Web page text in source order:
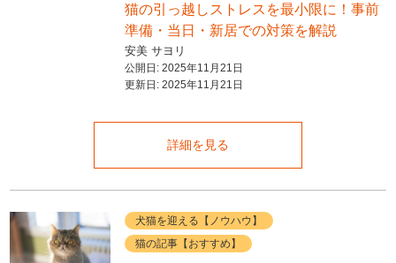
猫の引っ越しストレスを最小限に！事前
準備・当日・新居での対策を解説
安美 サヨリ
公開日: 2025年11月21日
更新日: 2025年11月21日
詳細を見る
犬猫を迎える【ノウハウ】
猫の記事【おすすめ】